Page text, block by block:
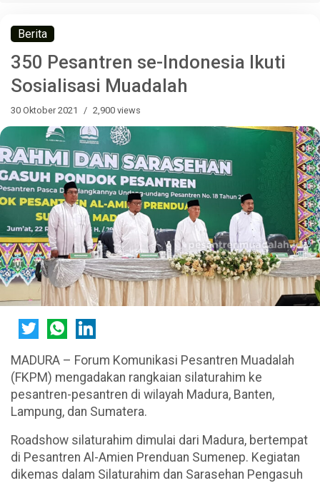
Berita
350 Pesantren se-Indonesia Ikuti
Sosialisasi Muadalah
30 Oktober 2021 2,900 views
MADURA – Forum Komunikasi Pesantren Muadalah
(FKPM) mengadakan rangkaian silaturahim ke
pesantren-pesantren di wilayah Madura, Banten,
Lampung, dan Sumatera.
Roadshow silaturahim dimulai dari Madura, bertempat
di Pesantren Al-Amien Prenduan Sumenep. Kegiatan
dikemas dalam Silaturahim dan Sarasehan Pengasuh